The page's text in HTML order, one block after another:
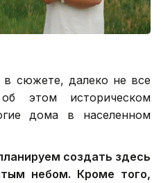
в сюжете, далеко не все
этом историческом
дома в населенном
создать здесь
небом. Кроме того,